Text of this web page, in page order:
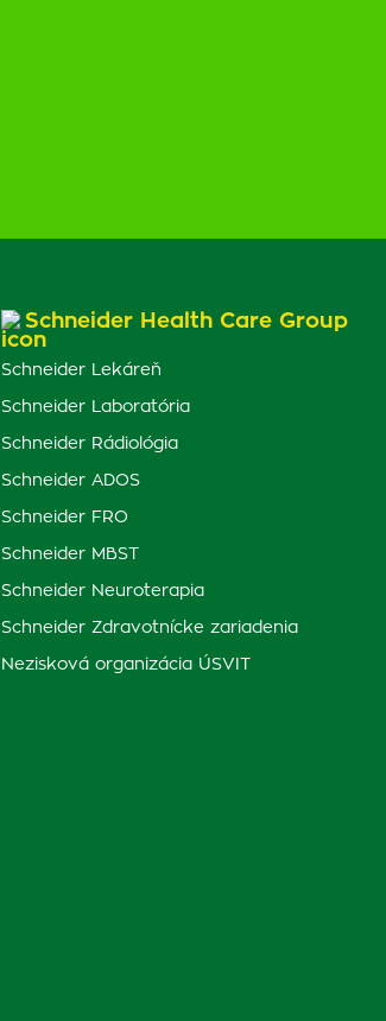
Schneider Health Care Group
Schneider Lekáreň
Schneider Laboratória
Schneider Rádiológia
Schneider ADOS
Schneider FRO
Schneider MBST
Schneider Neuroterapia
Schneider Zdravotnícke zariadenia
Nezisková organizácia ÚSVIT